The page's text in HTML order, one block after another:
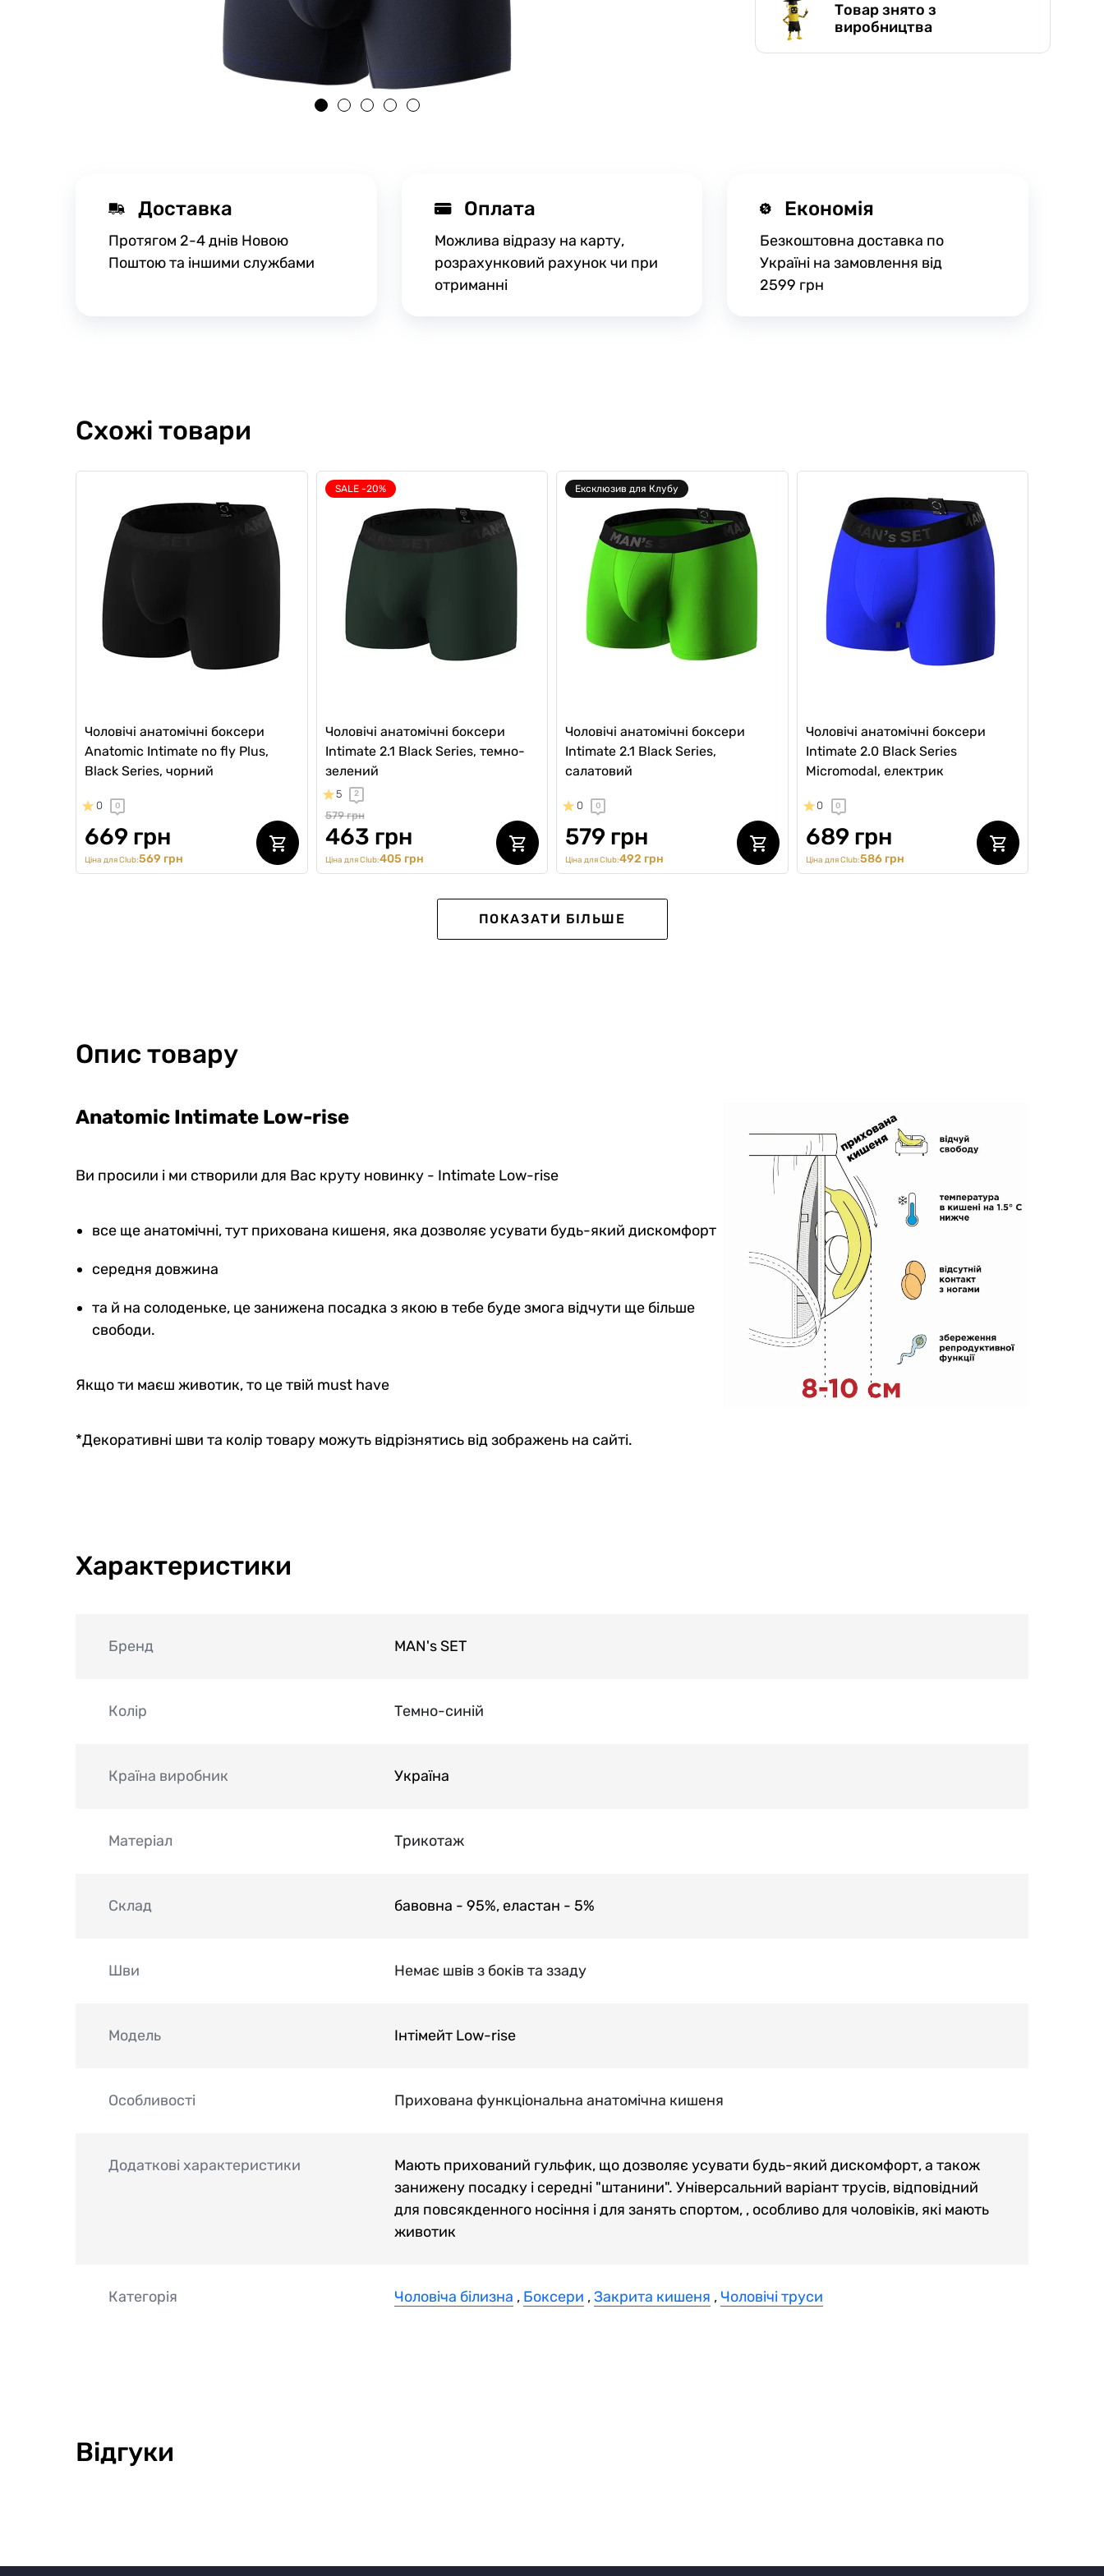
Товар знято з
виробництва
Доставка
Протягом 2-4 днів Новою
Поштою та іншими службами
Оплата
Можлива відразу на карту,
розрахунковий рахунок чи при
отриманні
Економія
Безкоштовна доставка по
Україні на замовлення від
2599 грн
Схожі товари
Чоловічі анатомічні боксери
Anatomic Intimate no fly Plus,
Black Series, чорний
0 0
669 грн
Ціна для Club:569 грн
SALE -20%
Чоловічі анатомічні боксери
Intimate 2.1 Black Series, темно-
зелений
5 2
579 грн
463 грн
Ціна для Club:405 грн
Ексклюзив для Клубу
Чоловічі анатомічні боксери
Intimate 2.1 Black Series,
салатовий
0 0
579 грн
Ціна для Club:492 грн
Чоловічі анатомічні боксери
Intimate 2.0 Black Series
Micromodal, електрик
0 0
689 грн
Ціна для Club:586 грн
Micromodal, графітовий
689 грн
Black Series, темно-зелений
669 грн
SALE
Ціна для Club: 405 грн
Чоловічі анатомічні боксери
Intimate 2.0 Black Series
Micromodal, червоний
5 1
689 грн
Ціна для Club:586 грн
ПОКАЗАТИ БІЛЬШЕ
Опис товару
Anatomic Intimate Low-rise
Ви просили і ми створили для Вас круту новинку - Intimate Low-rise
все ще анатомічні, тут прихована кишеня, яка дозволяє усувати будь-який дискомфорт
середня довжина
та й на солоденьке, це занижена посадка з якою в тебе буде змога відчути ще більше
свободи.
Якщо ти маєш животик, то це твій must have
*Декоративні шви та колір товару можуть відрізнятись від зображень на сайті.
Характеристики
Бренд MAN's SET
Колір Темно-синій
Країна виробник Україна
Матеріал Трикотаж
Склад бавовна - 95%, еластан - 5%
Шви Немає швів з боків та ззаду
Модель Інтімейт Low-rise
Особливості Прихована функціональна анатомічна кишеня
Додаткові характеристики
Мають прихований гульфик, що дозволяє усувати будь-який дискомфорт, а також
занижену посадку і середні "штанини". Універсальний варіант трусів, відповідний
для повсякденного носіння і для занять спортом, , особливо для чоловіків, які мають
животик
Категорія Чоловіча білизна , Боксери ,Закрита кишеня , Чоловічі труси
Відгуки